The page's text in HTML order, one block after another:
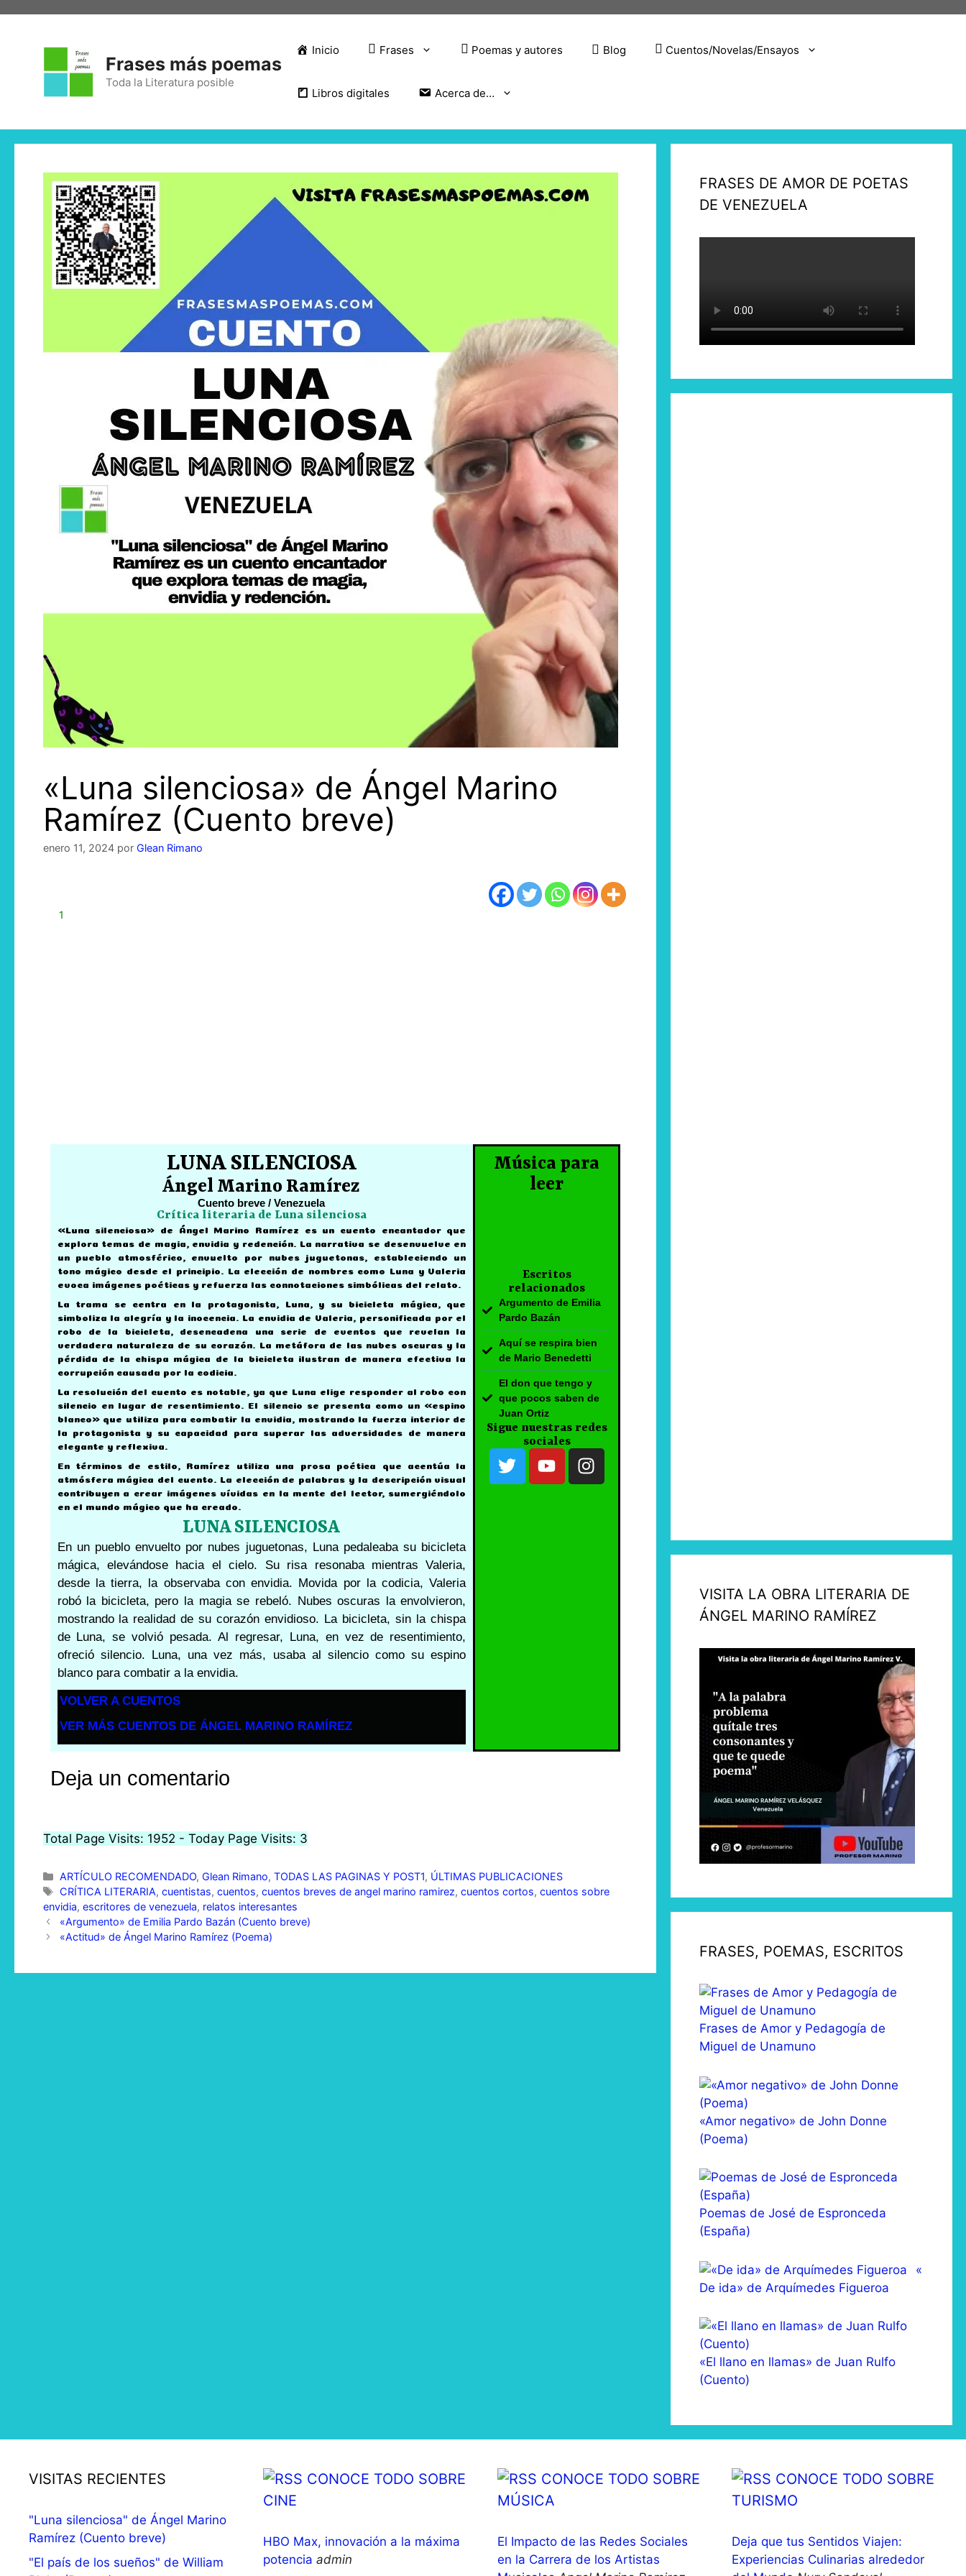
Frases más poemas
Toda la Literatura posible
Inicio Frases Poemas y autores Blog Cuentos/Novelas/Ensayos
Libros digitales Acerca de…
«Luna silenciosa» de Ángel Marino
Ramírez (Cuento breve)
enero 11, 2024 por Glean Rimano
1
LUNA SILENCIOSA
Ángel Marino Ramírez
Cuento breve / Venezuela
Crítica literaria de Luna silenciosa
«Luna silenciosa» de Ángel Marino Ramírez es un cuento encantador que
explora temas de magia, envidia y redención. La narrativa se desenvuelve en
un pueblo atmosférico, envuelto por nubes juguetonas, estableciendo un
tono mágico desde el principio. La elección de nombres como Luna y Valeria
evoca imágenes poéticas y refuerza las connotaciones simbólicas del relato.
La trama se centra en la protagonista, Luna, y su bicicleta mágica, que
simboliza la alegría y la inocencia. La envidia de Valeria, personificada por el
robo de la bicicleta, desencadena una serie de eventos que revelan la
verdadera naturaleza de su corazón. La metáfora de las nubes oscuras y la
pérdida de la chispa mágica de la bicicleta ilustran de manera efectiva la
corrupción causada por la codicia.
La resolución del cuento es notable, ya que Luna elige responder al robo con
silencio en lugar de resentimiento. El silencio se presenta como un «espino
blanco» que utiliza para combatir la envidia, mostrando la fuerza interior de
la protagonista y su capacidad para superar las adversidades de manera
elegante y reflexiva.
En términos de estilo, Ramírez utiliza una prosa poética que acentúa la
atmósfera mágica del cuento. La elección de palabras y la descripción visual
contribuyen a crear imágenes vívidas en la mente del lector, sumergiéndolo
en el mundo mágico que ha creado.
LUNA SILENCIOSA
En un pueblo envuelto por nubes juguetonas, Luna pedaleaba su bicicleta
mágica, elevándose hacia el cielo. Su risa resonaba mientras Valeria,
desde la tierra, la observaba con envidia. Movida por la codicia, Valeria
robó la bicicleta, pero la magia se rebeló. Nubes oscuras la envolvieron,
mostrando la realidad de su corazón envidioso. La bicicleta, sin la chispa
de Luna, se volvió pesada. Al regresar, Luna, en vez de resentimiento,
ofreció silencio. Luna, una vez más, usaba al silencio como su espino
blanco para combatir a la envidia.
VOLVER A CUENTOS
VER MÁS CUENTOS DE ÁNGEL MARINO RAMÍREZ
Música para
leer
Escritos
relacionados
Argumento de Emilia
Pardo Bazán
Aquí se respira bien
de Mario Benedetti
El don que tengo y
que pocos saben de
Juan Ortiz
Sigue nuestras redes
sociales
Deja un comentario
Total Page Visits: 1952 - Today Page Visits: 3
ARTÍCULO RECOMENDADO, Glean Rimano, TODAS LAS PAGINAS Y POST1, ÚLTIMAS PUBLICACIONES
CRÍTICA LITERARIA, cuentistas, cuentos, cuentos breves de angel marino ramirez, cuentos cortos, cuentos sobre
envidia, escritores de venezuela, relatos interesantes
«Argumento» de Emilia Pardo Bazán (Cuento breve)
«Actitud» de Ángel Marino Ramírez (Poema)
FRASES DE AMOR DE POETAS
DE VENEZUELA
VISITA LA OBRA LITERARIA DE
ÁNGEL MARINO RAMÍREZ
FRASES, POEMAS, ESCRITOS
Frases de Amor y Pedagogía de
Miguel de Unamuno
«Amor negativo» de John Donne
(Poema)
Poemas de José de Espronceda
(España)
«
De ida» de Arquímedes Figueroa
«El llano en llamas» de Juan Rulfo
(Cuento)
VISITAS RECIENTES
"Luna silenciosa" de Ángel Marino
Ramírez (Cuento breve)
"El país de los sueños" de William
CONOCE TODO SOBRE
CINE
HBO Max, innovación a la máxima
potencia admin
CONOCE TODO SOBRE
MÚSICA
El Impacto de las Redes Sociales
en la Carrera de los Artistas
CONOCE TODO SOBRE
TURISMO
Deja que tus Sentidos Viajen:
Experiencias Culinarias alrededor